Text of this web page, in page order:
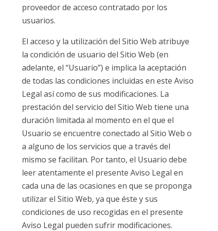
proveedor de acceso contratado por los
usuarios.
El acceso y la utilización del Sitio Web atribuye
la condición de usuario del Sitio Web (en
adelante, el “Usuario”) e implica la aceptación
de todas las condiciones incluidas en este Aviso
Legal así como de sus modificaciones. La
prestación del servicio del Sitio Web tiene una
duración limitada al momento en el que el
Usuario se encuentre conectado al Sitio Web o
a alguno de los servicios que a través del
mismo se facilitan. Por tanto, el Usuario debe
leer atentamente el presente Aviso Legal en
cada una de las ocasiones en que se proponga
utilizar el Sitio Web, ya que éste y sus
condiciones de uso recogidas en el presente
Aviso Legal pueden sufrir modificaciones.